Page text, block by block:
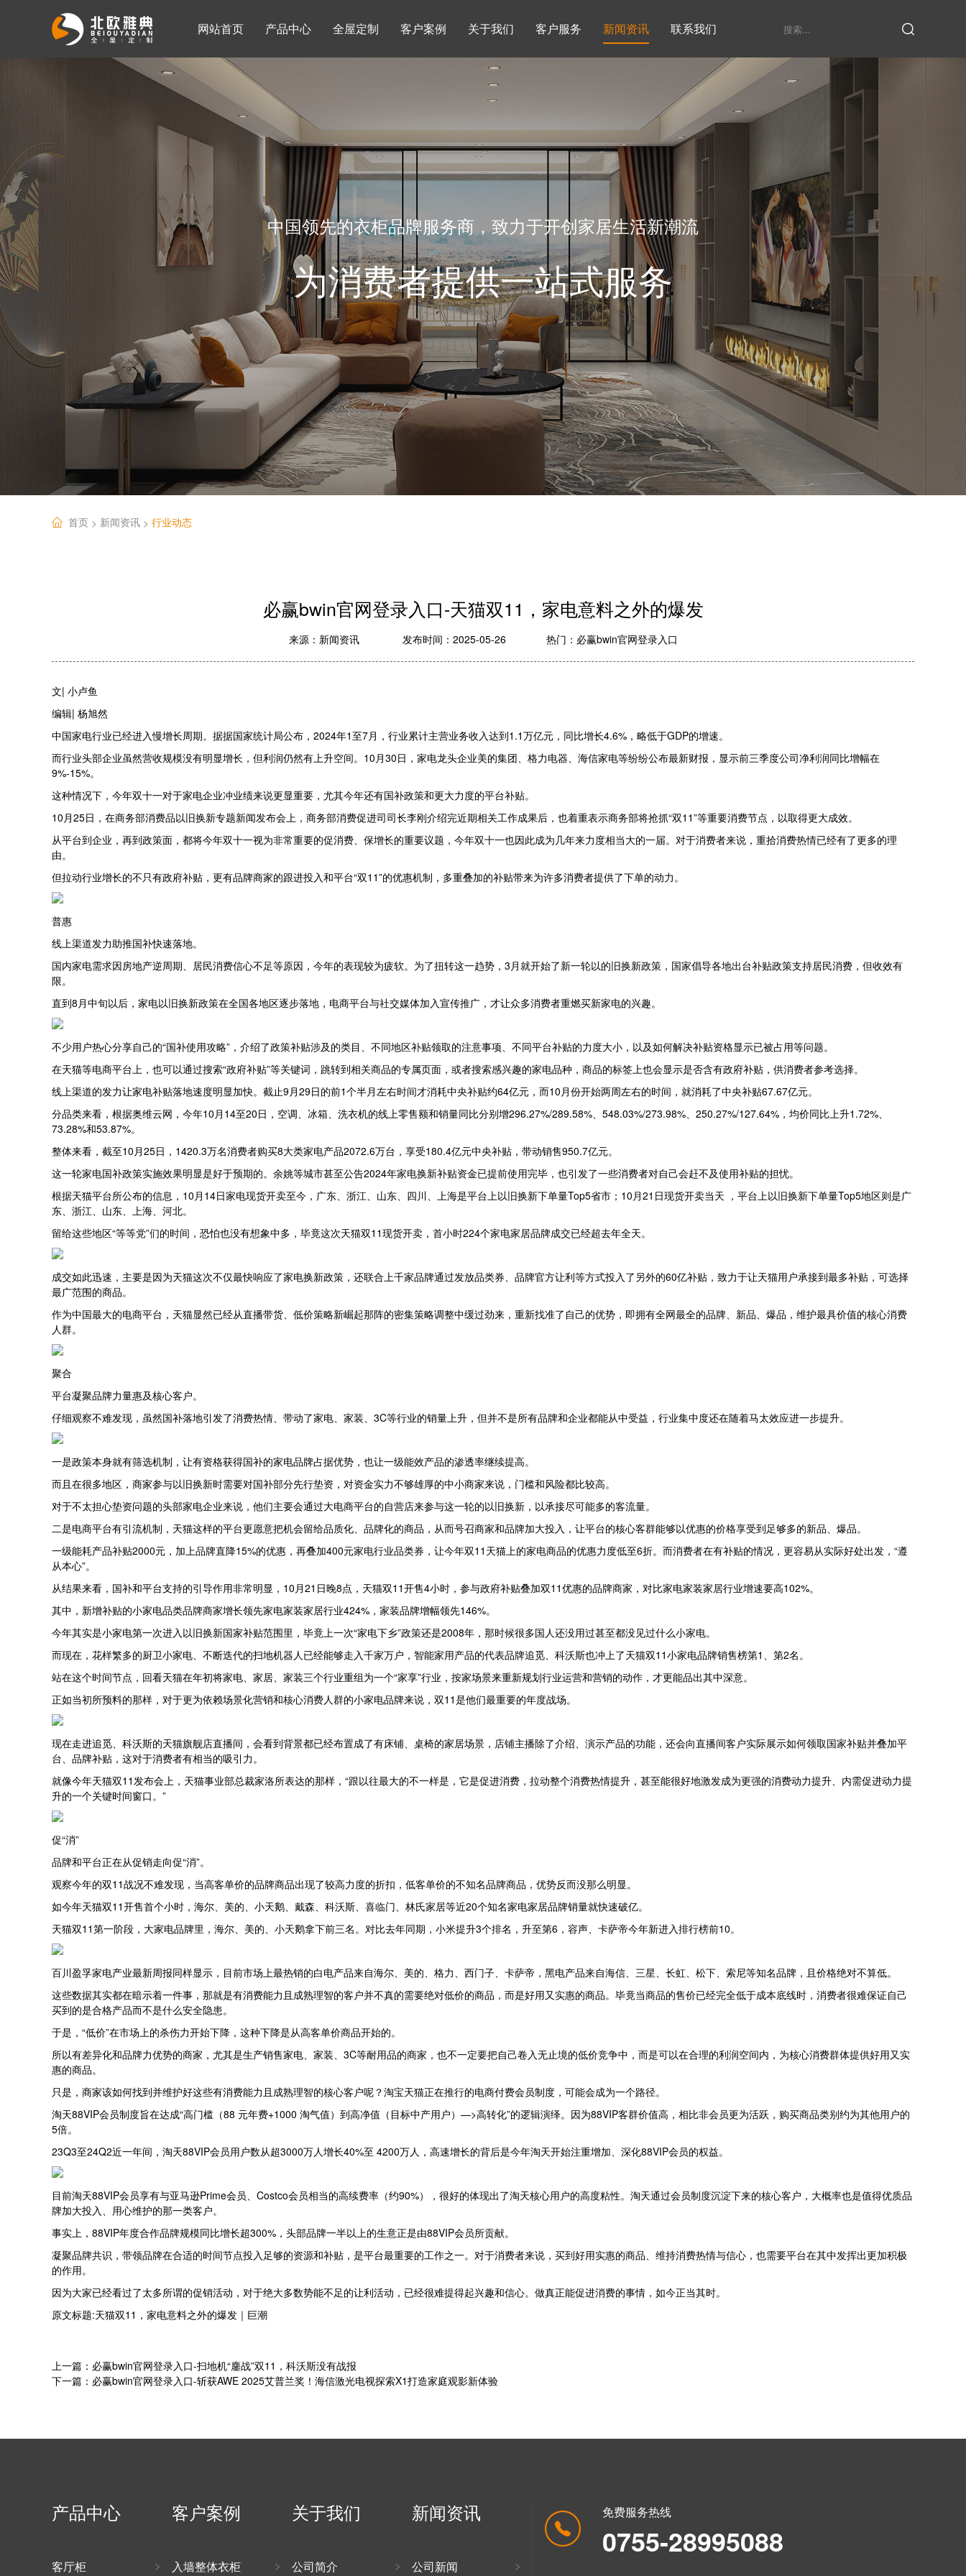
网站首页 产品中心
衣帽间
全屋定制 客户案例
书柜系列 酒柜系列 鞋柜系列 衣柜系列
关于我们
发展历程
客户服务 新闻资讯
家具定制厂家
联系我们
中国领先的衣柜品牌服务商，致力于开创家居生活新潮流
为消费者提供一站式服务
首页 > 新闻资讯 > 行业动态
必赢bwin官网登录入口-天猫双11，家电意料之外的爆发
来源： 新闻资讯 发布时间：2025-05-26 热门： 必赢bwin官网登录入口
文| 小卢鱼
编辑| 杨旭然
中国家电行业已经进入慢增长周期。据据国家统计局公布，2024年1至7月，行业累计主营业务收入达到1.1万亿元，同比增长4.6%，略低于GDP的增速。
而行业头部企业虽然营收规模没有明显增长，但利润仍然有上升空间。10月30日，家电龙头企业美的集团、格力电器、海信家电等纷纷公布最新财报，显示前三季度公司净利润同比增幅在
9%-15%。
这种情况下，今年双十一对于家电企业冲业绩来说更显重要，尤其今年还有国补政策和更大力度的平台补贴。
10月25日，在商务部消费品以旧换新专题新闻发布会上，商务部消费促进司司长李刚介绍完近期相关工作成果后，也着重表示商务部将抢抓“双11”等重要消费节点，以取得更大成效。
从平台到企业，再到政策面，都将今年双十一视为非常重要的促消费、保增长的重要议题，今年双十一也因此成为几年来力度相当大的一届。对于消费者来说，重拾消费热情已经有了更多的理
由。
但拉动行业增长的不只有政府补贴，更有品牌商家的跟进投入和平台“双11”的优惠机制，多重叠加的补贴带来为许多消费者提供了下单的动力。
普惠
线上渠道发力助推国补快速落地。
国内家电需求因房地产逆周期、居民消费信心不足等原因，今年的表现较为疲软。为了扭转这一趋势，3月就开始了新一轮以的旧换新政策，国家倡导各地出台补贴政策支持居民消费，但收效有
限。
直到8月中旬以后，家电以旧换新政策在全国各地区逐步落地，电商平台与社交媒体加入宣传推广，才让众多消费者重燃买新家电的兴趣。
不少用户热心分享自己的“国补使用攻略”，介绍了政策补贴涉及的类目、不同地区补贴领取的注意事项、不同平台补贴的力度大小，以及如何解决补贴资格显示已被占用等问题。
在天猫等电商平台上，也可以通过搜索“政府补贴”等关键词，跳转到相关商品的专属页面，或者搜索感兴趣的家电品种，商品的标签上也会显示是否含有政府补贴，供消费者参考选择。
线上渠道的发力让家电补贴落地速度明显加快。截止9月29日的前1个半月左右时间才消耗中央补贴约64亿元，而10月份开始两周左右的时间，就消耗了中央补贴67.67亿元。
分品类来看，根据奥维云网，今年10月14至20日，空调、冰箱、洗衣机的线上零售额和销量同比分别增296.27%/289.58%、548.03%/273.98%、250.27%/127.64%，均价同比上升1.72%、
73.28%和53.87%。
整体来看，截至10月25日，1420.3万名消费者购买8大类家电产品2072.6万台，享受180.4亿元中央补贴，带动销售950.7亿元。
这一轮家电国补政策实施效果明显是好于预期的。余姚等城市甚至公告2024年家电换新补贴资金已提前使用完毕，也引发了一些消费者对自己会赶不及使用补贴的担忧。
根据天猫平台所公布的信息，10月14日家电现货开卖至今，广东、浙江、山东、四川、上海是平台上以旧换新下单量Top5省市；10月21日现货开卖当天 ，平台上以旧换新下单量Top5地区则是广
东、浙江、山东、上海、河北。
留给这些地区“等等党”们的时间，恐怕也没有想象中多，毕竟这次天猫双11现货开卖，首小时224个家电家居品牌成交已经超去年全天。
成交如此迅速，主要是因为天猫这次不仅最快响应了家电换新政策，还联合上千家品牌通过发放品类券、品牌官方让利等方式投入了另外的60亿补贴，致力于让天猫用户承接到最多补贴，可选择
最广范围的商品。
作为中国最大的电商平台，天猫显然已经从直播带货、低价策略新崛起那阵的密集策略调整中缓过劲来，重新找准了自己的优势，即拥有全网最全的品牌、新品、爆品，维护最具价值的核心消费
人群。
聚合
平台凝聚品牌力量惠及核心客户。
仔细观察不难发现，虽然国补落地引发了消费热情、带动了家电、家装、3C等行业的销量上升，但并不是所有品牌和企业都能从中受益，行业集中度还在随着马太效应进一步提升。
一是政策本身就有筛选机制，让有资格获得国补的家电品牌占据优势，也让一级能效产品的渗透率继续提高。
而且在很多地区，商家参与以旧换新时需要对国补部分先行垫资，对资金实力不够雄厚的中小商家来说，门槛和风险都比较高。
对于不太担心垫资问题的头部家电企业来说，他们主要会通过大电商平台的自营店来参与这一轮的以旧换新，以承接尽可能多的客流量。
二是电商平台有引流机制，天猫这样的平台更愿意把机会留给品质化、品牌化的商品，从而号召商家和品牌加大投入，让平台的核心客群能够以优惠的价格享受到足够多的新品、爆品。
一级能耗产品补贴2000元，加上品牌直降15%的优惠，再叠加400元家电行业品类券，让今年双11天猫上的家电商品的优惠力度低至6折。而消费者在有补贴的情况，更容易从实际好处出发，“遵
从本心”。
从结果来看，国补和平台支持的引导作用非常明显，10月21日晚8点，天猫双11开售4小时，参与政府补贴叠加双11优惠的品牌商家，对比家电家装家居行业增速要高102%。
其中，新增补贴的小家电品类品牌商家增长领先家电家装家居行业424%，家装品牌增幅领先146%。
今年其实是小家电第一次进入以旧换新国家补贴范围里，毕竟上一次“家电下乡”政策还是2008年，那时候很多国人还没用过甚至都没见过什么小家电。
而现在，花样繁多的厨卫小家电、不断迭代的扫地机器人已经能够走入千家万户，智能家用产品的代表品牌追觅、科沃斯也冲上了天猫双11小家电品牌销售榜第1、第2名。
站在这个时间节点，回看天猫在年初将家电、家居、家装三个行业重组为一个“家享”行业，按家场景来重新规划行业运营和营销的动作，才更能品出其中深意。
正如当初所预料的那样，对于更为依赖场景化营销和核心消费人群的小家电品牌来说，双11是他们最重要的年度战场。
现在走进追觅、科沃斯的天猫旗舰店直播间，会看到背景都已经布置成了有床铺、桌椅的家居场景，店铺主播除了介绍、演示产品的功能，还会向直播间客户实际展示如何领取国家补贴并叠加平
台、品牌补贴，这对于消费者有相当的吸引力。
就像今年天猫双11发布会上，天猫事业部总裁家洛所表达的那样，“跟以往最大的不一样是，它是促进消费，拉动整个消费热情提升，甚至能很好地激发成为更强的消费动力提升、内需促进动力提
升的一个关键时间窗口。”
促“消”
品牌和平台正在从促销走向促“消”。
观察今年的双11战况不难发现，当高客单价的品牌商品出现了较高力度的折扣，低客单价的不知名品牌商品，优势反而没那么明显。
如今年天猫双11开售首个小时，海尔、美的、小天鹅、戴森、科沃斯、喜临门、林氏家居等近20个知名家电家居品牌销量就快速破亿。
天猫双11第一阶段，大家电品牌里，海尔、美的、小天鹅拿下前三名。对比去年同期，小米提升3个排名，升至第6，容声、卡萨帝今年新进入排行榜前10。
百川盈孚家电产业最新周报同样显示，目前市场上最热销的白电产品来自海尔、美的、格力、西门子、卡萨帝，黑电产品来自海信、三星、长虹、松下、索尼等知名品牌，且价格绝对不算低。
这些数据其实都在暗示着一件事，那就是有消费能力且成熟理智的客户并不真的需要绝对低价的商品，而是好用又实惠的商品。毕竟当商品的售价已经完全低于成本底线时，消费者很难保证自己
买到的是合格产品而不是什么安全隐患。
于是，“低价”在市场上的杀伤力开始下降，这种下降是从高客单价商品开始的。
所以有差异化和品牌力优势的商家，尤其是生产销售家电、家装、3C等耐用品的商家，也不一定要把自己卷入无止境的低价竞争中，而是可以在合理的利润空间内，为核心消费群体提供好用又实
惠的商品。
只是，商家该如何找到并维护好这些有消费能力且成熟理智的核心客户呢？淘宝天猫正在推行的电商付费会员制度，可能会成为一个路径。
淘天88VIP会员制度旨在达成“高门槛（88 元年费+1000 淘气值）到高净值（目标中产用户）—>高转化”的逻辑演绎。因为88VIP客群价值高，相比非会员更为活跃，购买商品类别约为其他用户的
5倍。
23Q3至24Q2近一年间，淘天88VIP会员用户数从超3000万人增长40%至 4200万人，高速增长的背后是今年淘天开始注重增加、深化88VIP会员的权益。
目前淘天88VIP会员享有与亚马逊Prime会员、Costco会员相当的高续费率（约90%），很好的体现出了淘天核心用户的高度粘性。淘天通过会员制度沉淀下来的核心客户，大概率也是值得优质品
牌加大投入、用心维护的那一类客户。
事实上，88VIP年度合作品牌规模同比增长超300%，头部品牌一半以上的生意正是由88VIP会员所贡献。
凝聚品牌共识，带领品牌在合适的时间节点投入足够的资源和补贴，是平台最重要的工作之一。对于消费者来说，买到好用实惠的商品、维持消费热情与信心，也需要平台在其中发挥出更加积极
的作用。
因为大家已经看过了太多所谓的促销活动，对于绝大多数势能不足的让利活动，已经很难提得起兴趣和信心。做真正能促进消费的事情，如今正当其时。
原文标题:天猫双11，家电意料之外的爆发｜巨潮
上一篇：必赢bwin官网登录入口-扫地机“鏖战”双11，科沃斯没有战报
下一篇：必赢bwin官网登录入口-斩获AWE 2025艾普兰奖！海信激光电视探索X1打造家庭观影新体验
产品中心
客厅柜
客户案例
入墙整体衣柜
关于我们
公司简介
新闻资讯
公司新闻
免费服务热线
0755-28995088